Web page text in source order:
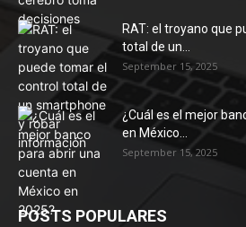
RAT: el troyano que
total de un...
September 15, 2025
¿Cuál es el mejor
en México...
September 15, 2025
POSTS POPULARES